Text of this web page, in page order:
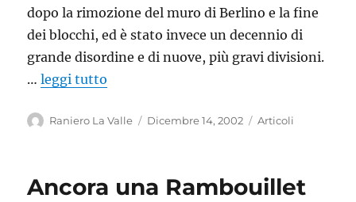
dopo la rimozione del muro di Berlino e la fine
dei blocchi, ed è stato invece un decennio di
grande disordine e di nuove, più gravi divisioni.
…leggi tutto
Autore
Raniero La Valle
Pubblicato
Dicembre 14, 2002 Categorie
Articoli
Ancora una Rambouillet